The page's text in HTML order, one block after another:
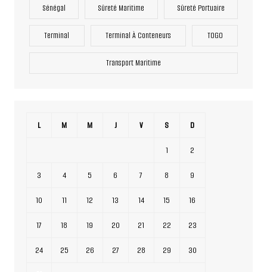
Sénégal Sûreté Maritime Sûreté Portuaire
Terminal Terminal À Conteneurs TOGO
Transport Maritime
L M M J V S D
1 2
3 4 5 6 7 8 9
10 11 12 13 14 15 16
17 18 19 20 21 22 23
24 25 26 27 28 29 30